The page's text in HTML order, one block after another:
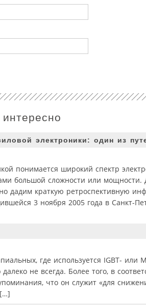
электроники: один из
понимается широкий спектр
большой сложности или
дадим краткую ретроспективную
3 ноября 2005 года в Санкт-
где используется IGBT- или
не всегда. Более того, в
что он служит «для